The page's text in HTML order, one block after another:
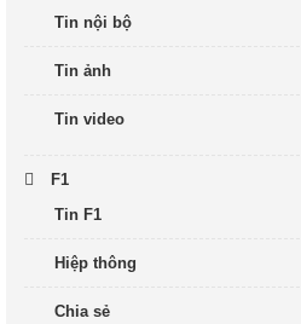
Tin nội bộ
Tin ảnh
Tin video
F1
Tin F1
Hiệp thông
Chia sẻ